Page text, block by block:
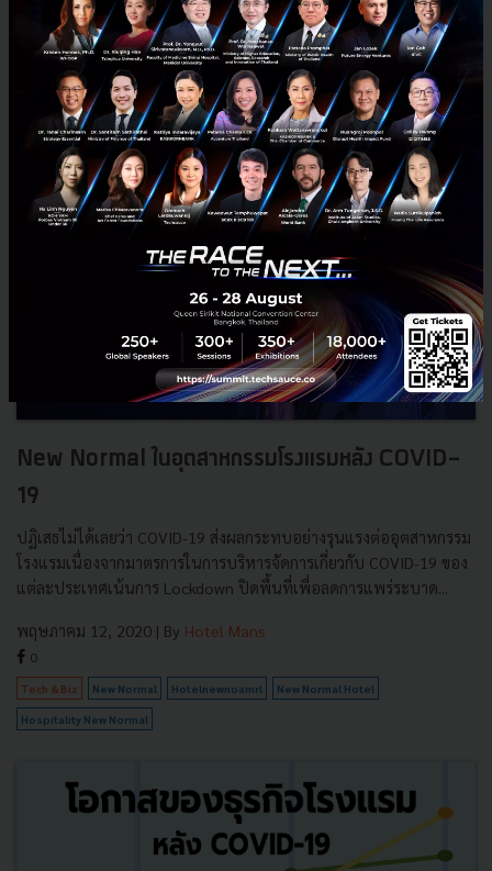
Tech & Biz Hotel business Hotel Opportunities Hotel after covid-19
Hotel Customer Journey
New Normal ในอุตสาหกรรมโรงแรมหลัง COVID-
19
ปฏิเสธไม่ได้เลยว่า COVID-19 ส่งผลกระทบอย่างรุนแรงต่ออุตสาหกรรม
โรงแรมเนื่องจากมาตรการในการบริหารจัดการเกี่ยวกับ COVID-19 ของ
แต่ละประเทศเน้นการ Lockdown ปิดพื้นที่เพื่อลดการแพร่ระบาด...
พฤษภาคม 12, 2020 | By Hotel Mans
0
Tech & Biz New Normal Hotelnewnoamrl New Normal Hotel
Hospitality New Normal